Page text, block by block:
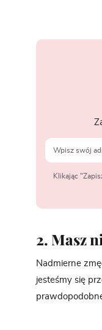
Klikając
2. Masz
Nadmierne
jesteśmy się